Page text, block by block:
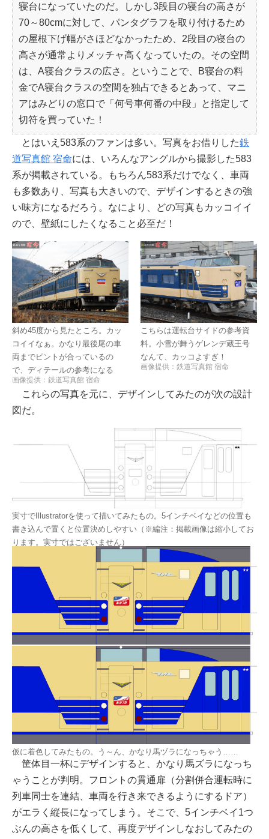
寝台になっていたのだ。しかし3段目の寝台の高さが
70～80cmに対して、パンタグラフを取り付けるため
の屋根下げ幅がさほどなかったため、2段目の寝台の
高さが通常よりメッチャ高くなっていたの。その空間
は、A寝台クラスの広さ。ということで、B寝台の料
金でA寝台クラスの空間を独占できるとあって、マニ
アはみどりの窓口で「何号車何番の中段」と指定して
切符を買っていた！
とはいえ583系のファンは多い。写真をお借りした鉄
道写真館 宿命には、いろんなアングルから撮影した583
系が掲載されている。もちろん583系だけでなく、車両
も多数あり、写真も大きいので、デザインするときの強
い味方になるだろう。なにより、どの写真もカッコイイ
ので、壁紙にしたくなること必至だ！
斜め45度から見たところ。カッ
コイイなぁ。かなり最後尾の車
両までピントが合っているの
で、ディテールの参考になる
画像提供：鉄道写真館 宿命
こちらは運転台サイドの参考資
料。小雪が舞うゲレンデ蔵王号
なんて、カッコよすぎ！
画像提供：鉄道写真館 宿命
これらの写真を元に、デザインしてみたのが次の設計
図だ。
実寸でIllustratorを使って描いてみたもの。5インチベイなどの位置も
書き込んで置くと位置決めしやすい（※編注：掲載画像は縮小してお
ります。実寸ではございません）
仮に着色してみたもの。う～ん、かなり馬ヅラになっちゃう……
筐体目一杯にデザインすると、かなり馬ズラになっち
ゃうことが判明。フロントの貫通扉（分割併合運転時に
列車同士を連結、車両を行き来できるようにするドア）
がエラく縦長になってしまう。そこで、5インチベイ1つ
ぶんの高さを低くして、再度デザインしなおしてみたの